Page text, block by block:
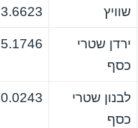
שוויץ 3.6623
ירדן שטרי
כסף
5.1746
לבנון שטרי
כסף
0.0243